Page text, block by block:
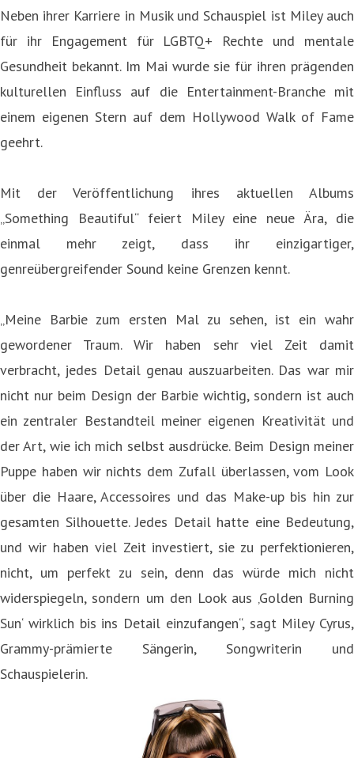
Neben ihrer Karriere in Musik und Schauspiel ist Miley auch
für ihr Engagement für LGBTQ+ Rechte und mentale
Gesundheit bekannt. Im Mai wurde sie für ihren prägenden
kulturellen Einfluss auf die Entertainment-Branche mit
einem eigenen Stern auf dem Hollywood Walk of Fame
geehrt.
Mit der Veröffentlichung ihres aktuellen Albums
„Something Beautiful“ feiert Miley eine neue Ära, die
einmal mehr zeigt, dass ihr einzigartiger,
genreübergreifender Sound keine Grenzen kennt.
„Meine Barbie zum ersten Mal zu sehen, ist ein wahr
gewordener Traum. Wir haben sehr viel Zeit damit
verbracht, jedes Detail genau auszuarbeiten. Das war mir
nicht nur beim Design der Barbie wichtig, sondern ist auch
ein zentraler Bestandteil meiner eigenen Kreativität und
der Art, wie ich mich selbst ausdrücke. Beim Design meiner
Puppe haben wir nichts dem Zufall überlassen, vom Look
über die Haare, Accessoires und das Make-up bis hin zur
gesamten Silhouette. Jedes Detail hatte eine Bedeutung,
und wir haben viel Zeit investiert, sie zu perfektionieren,
nicht, um perfekt zu sein, denn das würde mich nicht
widerspiegeln, sondern um den Look aus ‚Golden Burning
Sun‘ wirklich bis ins Detail einzufangen“, sagt Miley Cyrus,
Grammy-prämierte Sängerin, Songwriterin und
Schauspielerin.